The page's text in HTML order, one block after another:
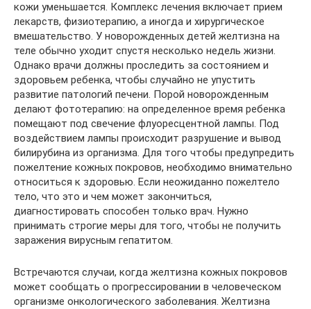
кожи уменьшается. Комплекс лечения включает прием
лекарств, физиотерапию, а иногда и хирургическое
вмешательство. У новорожденных детей желтизна на
теле обычно уходит спустя несколько недель жизни.
Однако врачи должны проследить за состоянием и
здоровьем ребенка, чтобы случайно не упустить
развитие патологий печени. Порой новорожденным
делают фототерапию: на определенное время ребенка
помещают под свечение флуоресцентной лампы. Под
воздействием лампы происходит разрушение и вывод
билирубина из организма. Для того чтобы предупредить
пожелтение кожных покровов, необходимо внимательно
относиться к здоровью. Если неожиданно пожелтело
тело, что это и чем может закончиться,
диагностировать способен только врач. Нужно
принимать строгие меры для того, чтобы не получить
заражения вирусным гепатитом.
Встречаются случаи, когда желтизна кожных покровов
может сообщать о прогрессировании в человеческом
организме онкологического заболевания. Желтизна